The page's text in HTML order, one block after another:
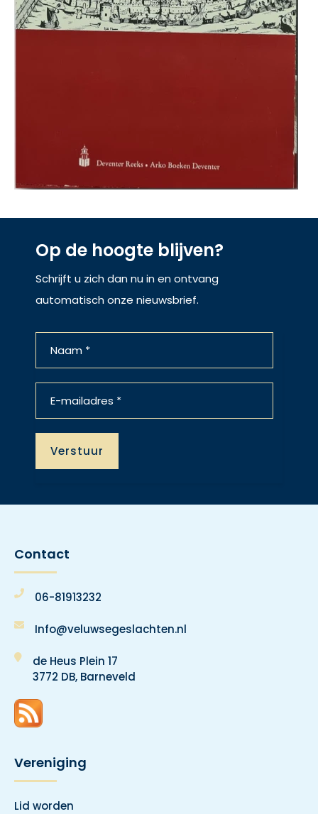
Op de hoogte blijven?
Schrijft u zich dan nu in en ontvang
automatisch onze nieuwsbrief.
Contact
06-81913232
Info@veluwsegeslachten.nl
de Heus Plein 17
3772 DB, Barneveld
Vereniging
Lid worden